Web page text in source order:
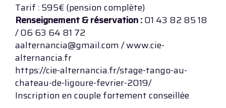
Tarif : 595€ (pension complète)
Renseignement & réservation :01 43 82 85 18
/ 06 63 64 81 72
aalternancia@gmail.com / www.cie-
alternancia.fr
https://cie-alternancia.fr/stage-tango-au-
chateau-de-ligoure-fevrier-2019/
Inscription en couple fortement conseillée